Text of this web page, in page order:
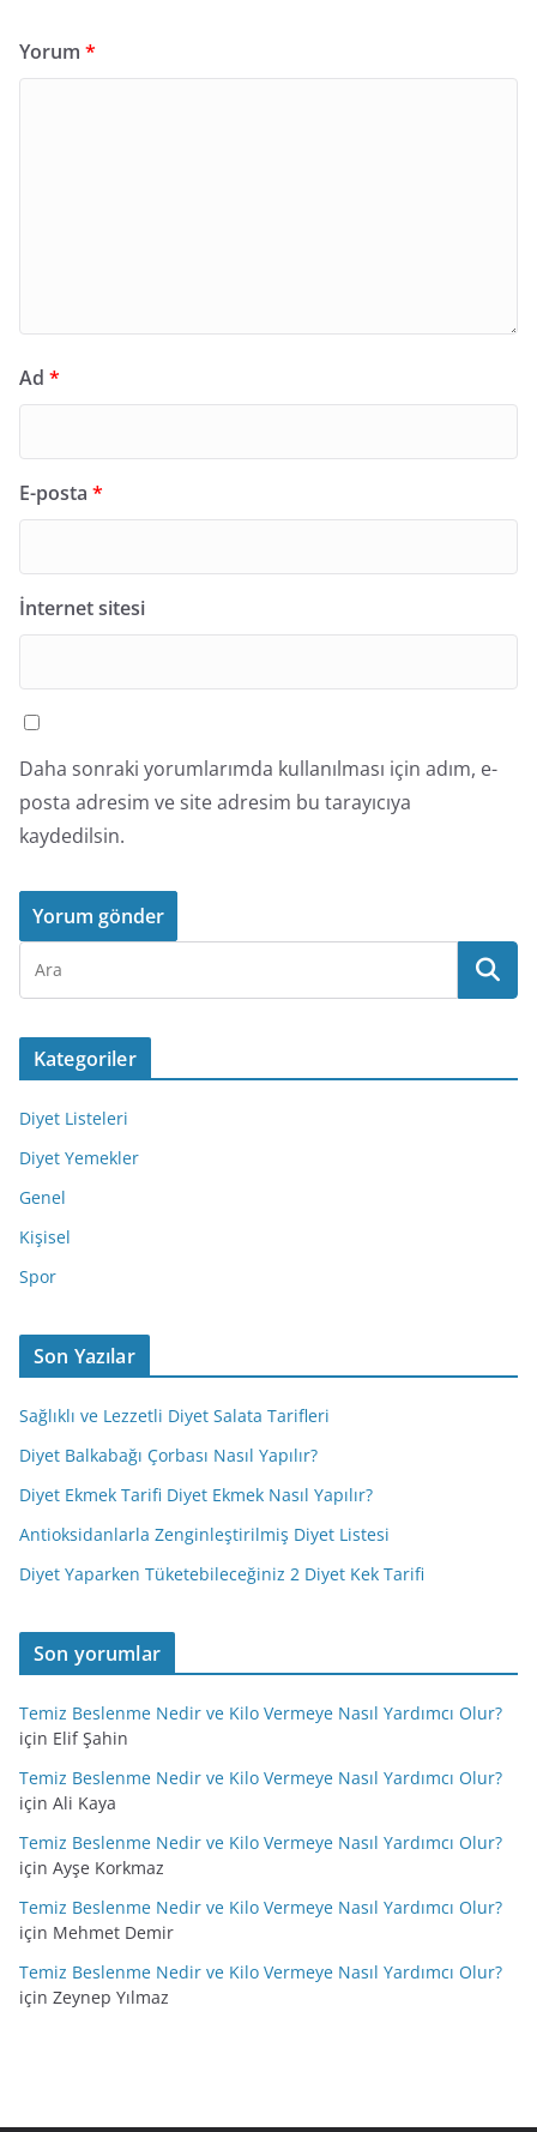
Yorum *
Ad *
E-posta *
İnternet sitesi
Daha sonraki yorumlarımda kullanılması için adım, e-
posta adresim ve site adresim bu tarayıcıya
kaydedilsin.
Kategoriler
Diyet Listeleri
Diyet Yemekler
Genel
Kişisel
Spor
Son Yazılar
Sağlıklı ve Lezzetli Diyet Salata Tarifleri
Diyet Balkabağı Çorbası Nasıl Yapılır?
Diyet Ekmek Tarifi Diyet Ekmek Nasıl Yapılır?
Antioksidanlarla Zenginleştirilmiş Diyet Listesi
Diyet Yaparken Tüketebileceğiniz 2 Diyet Kek Tarifi
Son yorumlar
Temiz Beslenme Nedir ve Kilo Vermeye Nasıl Yardımcı Olur?
için Elif Şahin
Temiz Beslenme Nedir ve Kilo Vermeye Nasıl Yardımcı Olur?
için Ali Kaya
Temiz Beslenme Nedir ve Kilo Vermeye Nasıl Yardımcı Olur?
için Ayşe Korkmaz
Temiz Beslenme Nedir ve Kilo Vermeye Nasıl Yardımcı Olur?
için Mehmet Demir
Temiz Beslenme Nedir ve Kilo Vermeye Nasıl Yardımcı Olur?
için Zeynep Yılmaz